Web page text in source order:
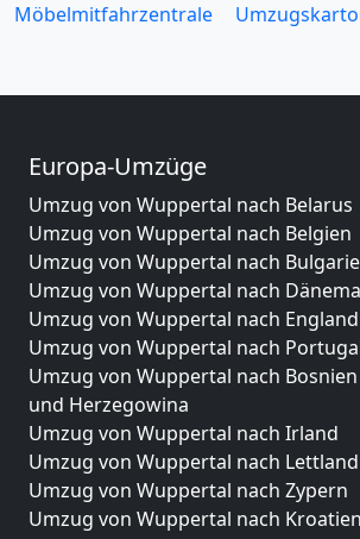
Möbelmitfahrzentrale
Europa-Umzüge
Umzug von Wuppertal nach Belarus
Umzug von Wuppertal nach Belgien
Umzug von Wuppertal nach
Umzug von Wuppertal nach
Umzug von Wuppertal nach England
Umzug von Wuppertal nach
Umzug von Wuppertal nach Bosnien
und Herzegowina
Umzug von Wuppertal nach Irland
Umzug von Wuppertal nach Lettland
Umzug von Wuppertal nach Zypern
Umzug von Wuppertal nach Kroatien